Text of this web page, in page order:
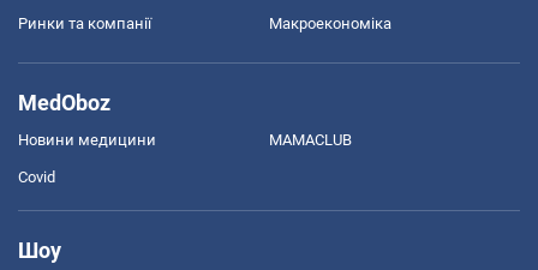
Ринки та компанії Макроекономіка
MedOboz
Новини медицини MAMACLUB
Covid
Шоу